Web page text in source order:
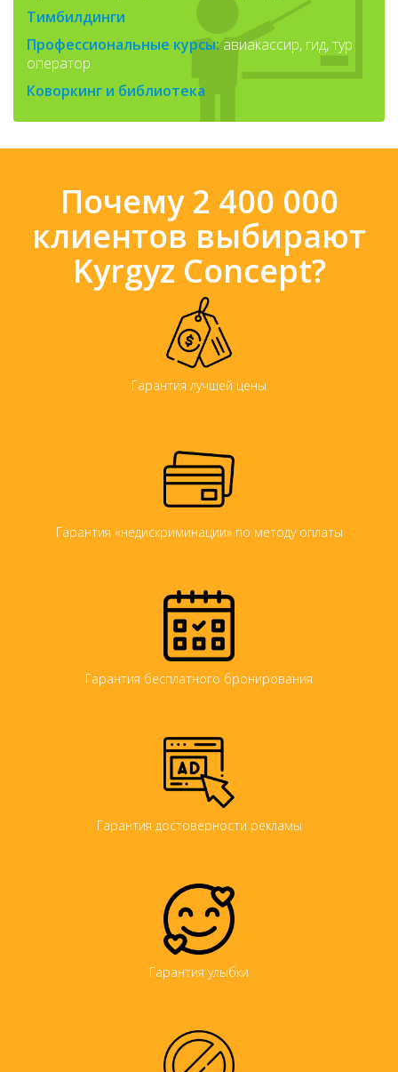
Тимбилдинги
Профессиональные курсы:авиакассир, гид, тур
оператор
Коворкинг и библиотека
Почему 2 400 000
клиентов выбирают
Kyrgyz Concept?
Гарантия лучшей цены
Гарантия «недискриминации» по методу оплаты
Гарантия бесплатного бронирования
Гарантия достоверности рекламы
Гарантия улыбки